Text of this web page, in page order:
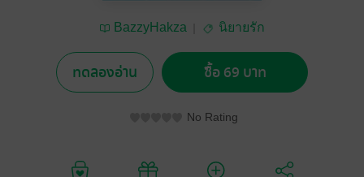
BazzyHakza นิยายรัก
ทดลองอ่าน ซื้อ 69 บาท
No Rating